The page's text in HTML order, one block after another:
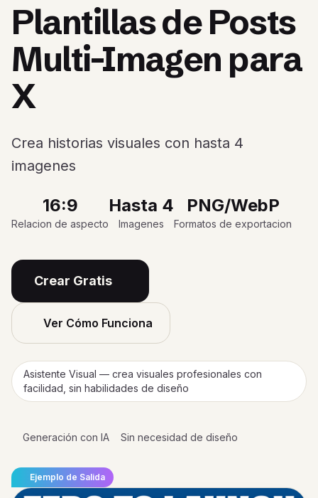
Plantillas de Posts
Multi-Imagen para
X
Crea historias visuales con hasta 4
imagenes
16:9
Relacion de aspecto
Hasta 4
Imagenes
PNG/WebP
Formatos de exportacion
Crear Gratis
Ver Cómo Funciona
Asistente Visual — crea visuales profesionales con
facilidad, sin habilidades de diseño
Generación con IA Sin necesidad de diseño
Ejemplo de Salida